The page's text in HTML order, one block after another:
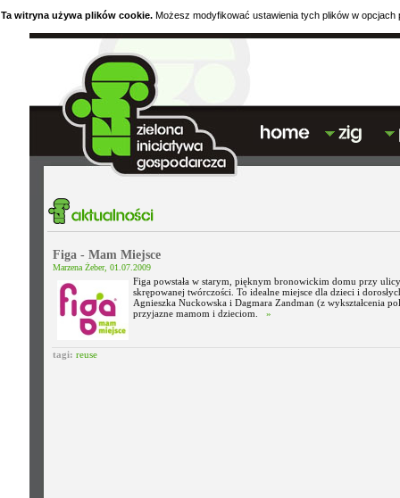
Ta witryna używa plików cookie. Możesz modyfikować ustawienia tych plików w opcjach
Figa - Mam Miejsce
Marzena Żeber, 01.07.2009
Figa powstała w starym, pięknym bronowickim domu przy
skrępowanej twórczości. To idealne miejsce dla dzieci i
Agnieszka Nuckowska i Dagmara Zandman (z wykształcenia
przyjazne mamom i dzieciom. »
tagi: reuse